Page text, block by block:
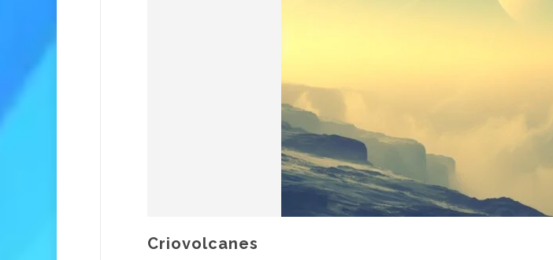
Criovolcanes